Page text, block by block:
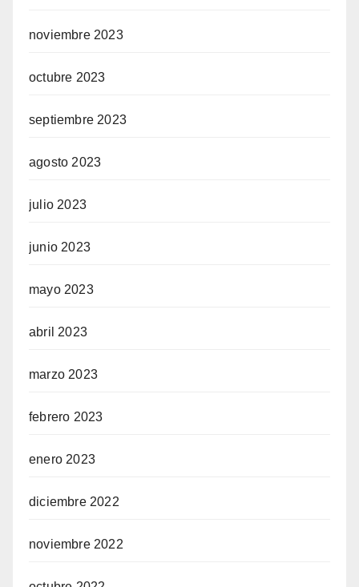
noviembre 2023
octubre 2023
septiembre 2023
agosto 2023
julio 2023
junio 2023
mayo 2023
abril 2023
marzo 2023
febrero 2023
enero 2023
diciembre 2022
noviembre 2022